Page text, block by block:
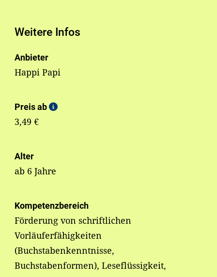
Weitere Infos
Anbieter
Happi Papi
Preis ab
3,49 €
Alter
ab 6 Jahre
Kompetenzbereich
Förderung von schriftlichen
Vorläuferfähigkeiten
(Buchstabenkenntnisse,
Buchstabenformen), Leseflüssigkeit,